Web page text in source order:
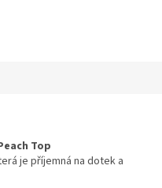
Top
je příjemná na dotek a